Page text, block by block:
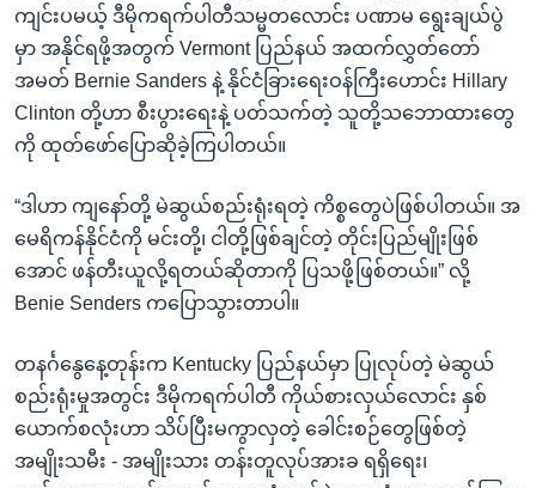
ရန်
နေရာ
သို့
ကျော်
ရန်
ကျင်းပမယ့် ဒီမိုကရက်ပါတီသမ္မတလောင်း ပဏာမ ရွေးချယ်ပွဲ
မှာ အနိုင်ရဖို့အတွက် Vermont ပြည်နယ် အထက်လွှတ်တော်
အမတ် Bernie Sanders နဲ့ နိုင်ငံခြားရေးဝန်ကြီးဟောင်း Hillary
Clinton တို့ဟာ စီးပွားရေးနဲ့ ပတ်သက်တဲ့ သူတို့သဘောထားတွေ
ကို ထုတ်ဖော်ပြောဆိုခဲ့ကြပါတယ်။
“ဒါဟာ ကျနော်တို့ မဲဆွယ်စည်းရုံးရတဲ့ ကိစ္စတွေပဲဖြစ်ပါတယ်။ အ
မေရိကန်နိုင်ငံကို မင်းတို့၊ ငါတို့ဖြစ်ချင်တဲ့ တိုင်းပြည်မျိုးဖြစ်
အောင် ဖန်တီးယူလို့ရတယ်ဆိုတာကို ပြသဖို့ဖြစ်တယ်။” လို့
Benie Senders ကပြောသွားတာပါ။
တနင်္ဂနွေနေ့တုန်းက Kentucky ပြည်နယ်မှာ ပြုလုပ်တဲ့ မဲဆွယ်
စည်းရုံးမှုအတွင်း ဒီမိုကရက်ပါတီ ကိုယ်စားလှယ်လောင်း နှစ်
ယောက်စလုံးဟာ သိပ်ပြီးမကွာလှတဲ့ ခေါင်းစဉ်တွေဖြစ်တဲ့
အမျိုးသမီး - အမျိုးသား တန်းတူလုပ်အားခ ရရှိရေး၊